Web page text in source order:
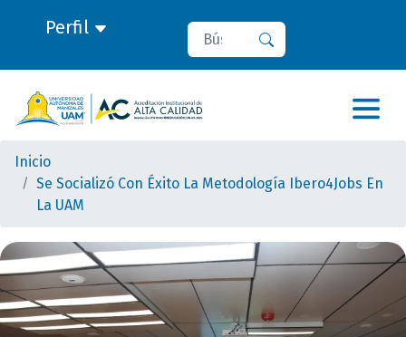
Perfil Buscar
Inicio
Se Socializó Con Éxito La Metodología Ibero4Jobs En
La UAM